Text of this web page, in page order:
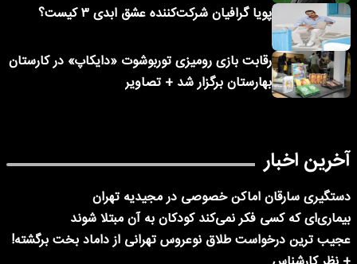
پویا گرافیان شرکت‌کننده عشق ابدی ۳ کیست؟
رقابت بازی رومیزی توربوشوت «دایکاپ» در کارستان
بهارستان برگزار شد + تصاویر
آخرین اخبار
دستگیری سارقان اماکن خصوصی در مجیدیه تهران
بیماری‌ای که کسی فکر نمی‌کند کودکان به آن مبتلا شوند
عجیب ترین درخواست طلاق نوعروس تهرانی از داماد بخت برگشته!